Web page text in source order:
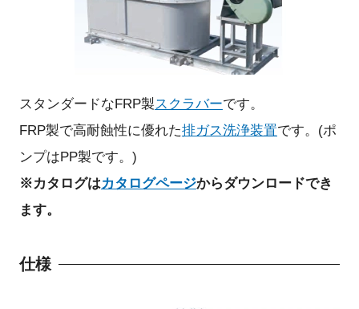
スタンダードなFRP製スクラバーです。
FRP製で高耐蝕性に優れた排ガス洗浄装置です。(ポ
ンプはPP製です。)
※カタログはカタログページからダウンロードでき
ます。
仕様